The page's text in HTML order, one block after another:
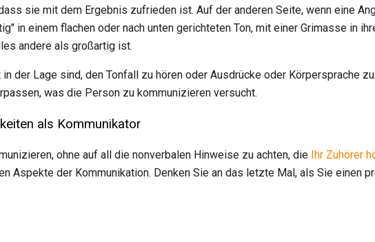
sie mit dem Ergebnis zufrieden ist. Auf der anderen Seite, wenn eine
in einem flachen oder nach unten gerichteten Ton, mit einer Grimasse in
andere als großartig ist.
in der Lage sind, den Tonfall zu hören oder Ausdrücke oder Körpersprache
was die Person zu kommunizieren versucht.
als Kommunikator
ohne auf all die nonverbalen Hinweise zu achten, die Ihr Zuhörer
Aspekte der Kommunikation. Denken Sie an das letzte Mal, als Sie einen